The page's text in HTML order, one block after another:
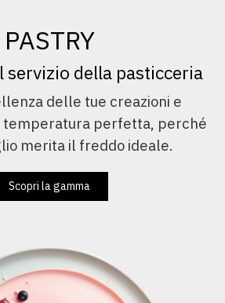
PASTRY
servizio della pasticceria
delle tue creazioni e
temperatura perfetta, perché
merita il freddo ideale.
Scopri la gamma